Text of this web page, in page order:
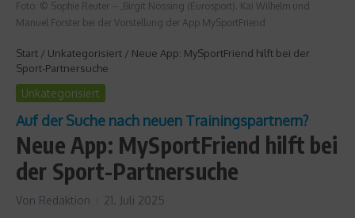
Foto: © Sophie Reuter -- ,Birgit Nössing (Eurosport). Kai Wilhelm und
Manuel Forster bei der Vorstellung der App MySportFriend
Start / Unkategorisiert / Neue App: MySportFriend hilft bei der
Sport-Partnersuche
Unkategorisiert
Auf der Suche nach neuen Trainingspartnern?
Neue App: MySportFriend hilft bei
der Sport-Partnersuche
Von Redaktion 21. Juli 2025